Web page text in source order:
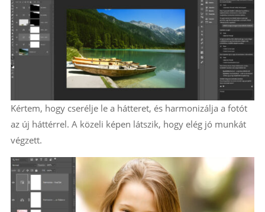
Kértem, hogy cserélje le a hátteret, és harmonizálja a fotót
az új háttérrel. A közeli képen látszik, hogy elég jó munkát
végzett.